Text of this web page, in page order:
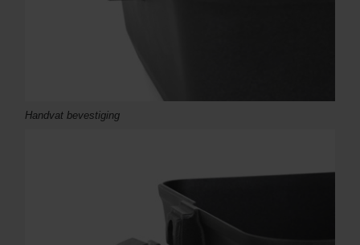
Handvat bevestiging